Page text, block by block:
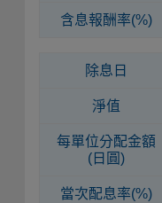
含息報酬率(%)
除息日
淨值
每單位分配金額
(日圓)
當次配息率(%)